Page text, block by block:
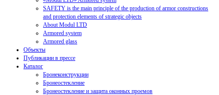
SAFETY is the main principle of the production of armor constructions
and protection elements of strategic objects
About Modul LTD
Armored system
Armored glass
Объекты
Публикации в прессе
Каталог
Бронеконструкции
Бронеостекление
Бронеостекление и защита оконных проемов